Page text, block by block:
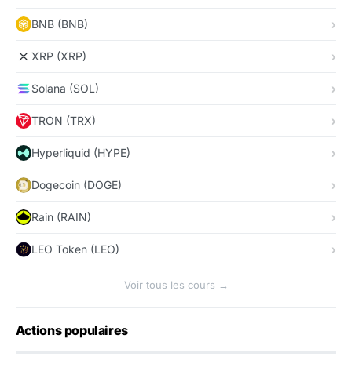
BNB (BNB)
XRP (XRP)
Solana (SOL)
TRON (TRX)
Hyperliquid (HYPE)
Dogecoin (DOGE)
Rain (RAIN)
LEO Token (LEO)
Voir tous les cours →
Actions populaires